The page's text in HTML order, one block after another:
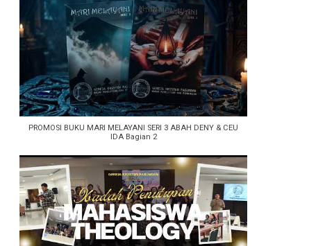
PROMOSI BUKU MARI MELAYANI SERI 3 ABAH DENY & CEU
IDA Bagian 2